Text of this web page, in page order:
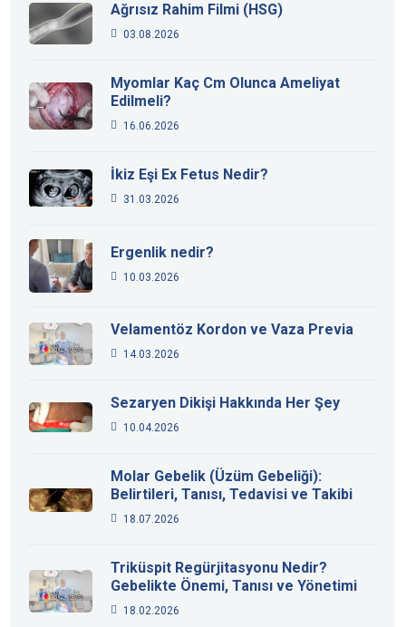
Ağrısız Rahim Filmi (HSG)
03.08.2026
Myomlar Kaç Cm Olunca Ameliyat
Edilmeli?
16.06.2026
İkiz Eşi Ex Fetus Nedir?
31.03.2026
Ergenlik nedir?
10.03.2026
Velamentöz Kordon ve Vaza Previa
14.03.2026
Sezaryen Dikişi Hakkında Her Şey
10.04.2026
Molar Gebelik (Üzüm Gebeliği):
Belirtileri, Tanısı, Tedavisi ve Takibi
18.07.2026
Triküspit Regürjitasyonu Nedir?
Gebelikte Önemi, Tanısı ve Yönetimi
18.02.2026